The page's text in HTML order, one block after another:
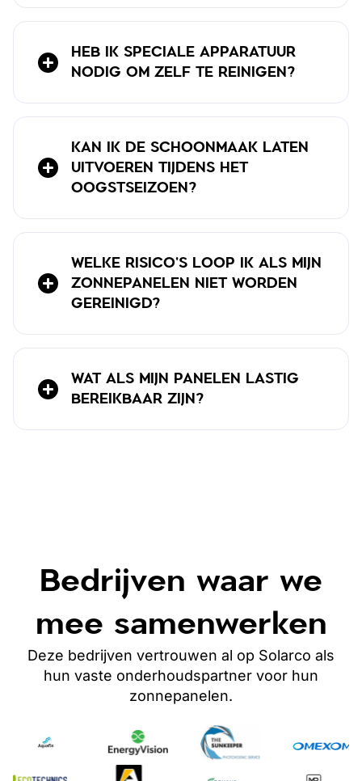
HEB IK SPECIALE APPARATUUR
NODIG OM ZELF TE REINIGEN?
KAN IK DE SCHOONMAAK LATEN
UITVOEREN TIJDENS HET
OOGSTSEIZOEN?
WELKE RISICO’S LOOP IK ALS MIJN
ZONNEPANELEN NIET WORDEN
GEREINIGD?
WAT ALS MIJN PANELEN LASTIG
BEREIKBAAR ZIJN?
Bedrijven waar we
mee samenwerken
Deze bedrijven vertrouwen al op Solarco als
hun vaste onderhoudspartner voor hun
zonnepanelen.